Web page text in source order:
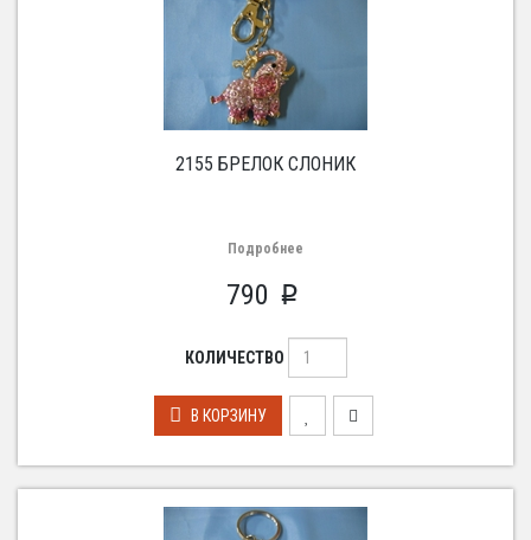
2155 БРЕЛОК СЛОНИК
Подробнее
790 p
КОЛИЧЕСТВО
В КОРЗИНУ